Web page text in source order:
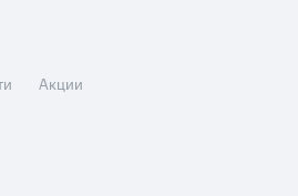
Акции